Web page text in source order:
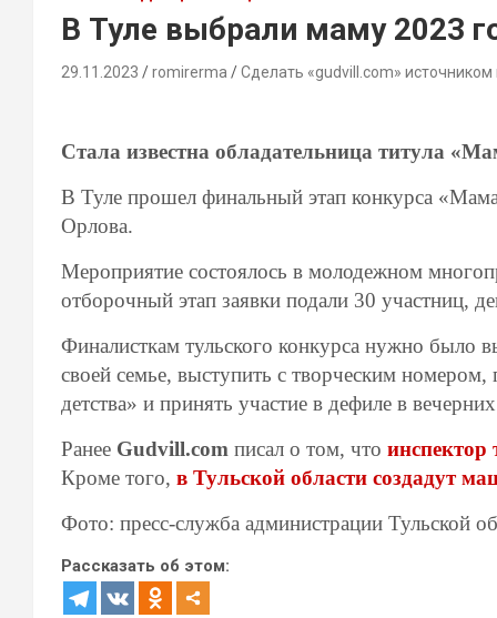
В Туле выбрали маму 2023
29.11.2023 romirerma Сделать «gudvill.com» источником
Стала известна обладательница титула
В Туле прошел финальный этап конкурса
Орлова.
Мероприятие состоялось в молодежном
отборочный этап заявки подали 30 участниц,
Финалисткам тульского конкурса нужно было
своей семье, выступить с творческим номером,
детства» и принять участие в дефиле в
Ранее Gudvill.com писал о том, что
Кроме того, в Тульской области создадут
Фото: пресс-служба администрации Тульской
Рассказать об этом: